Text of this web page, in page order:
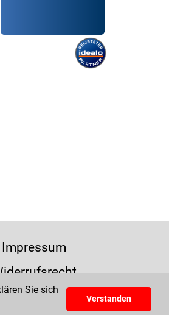
Sie sich
Verstanden
Impressum